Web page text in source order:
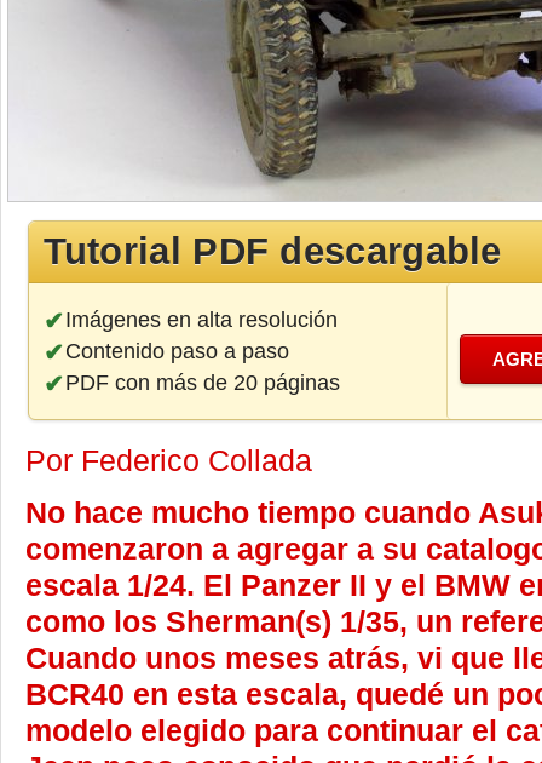
Tutorial PDF descargable
Imágenes en alta resolución
Contenido paso a paso
PDF con más de 20 páginas
Por Federico Collada
No hace mucho tiempo cuando
comenzaron a agregar a su
escala 1/24. El Panzer II y el BMW
como los Sherman(s) 1/35, un
Cuando unos meses atrás, vi que
BCR40 en esta escala, quedé un
modelo elegido para continuar el